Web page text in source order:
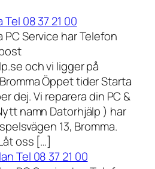
08 37 21 00
PC Service har Telefon
och vi ligger på
Öppet tider Starta
dej. Vi reparera din PC &
namn Datorhjälp ) har
13, Bromma.
oss […]
Tel 08 37 21 00